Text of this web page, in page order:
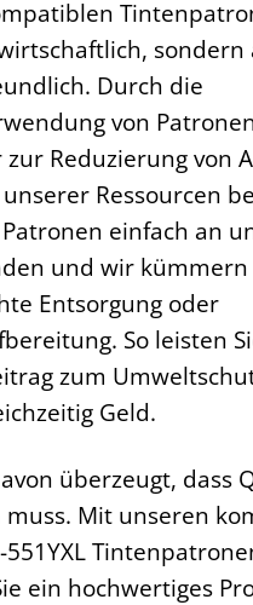
sondern
Durch die
von
Reduzierung von
Ressourcen
einfach an
und wir
Entsorgung oder
So leisten
zum
Geld.
überzeugt, dass
Mit unseren
551YXL
ein hochwertiges